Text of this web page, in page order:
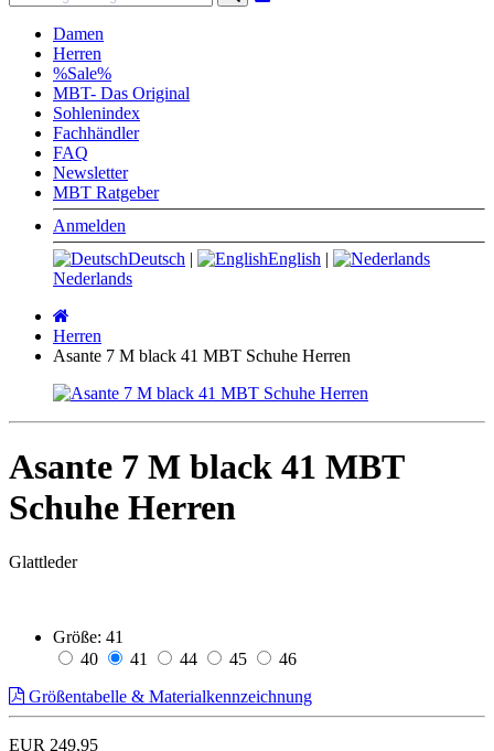
Suchen
Damen
Herren
%Sale%
MBT- Das Original
Sohlenindex
Fachhändler
FAQ
Newsletter
MBT Ratgeber
Anmelden
Deutsch | English |
Nederlands
Herren
Asante 7 M black 41 MBT Schuhe Herren
Asante 7 M black 41 MBT
Schuhe Herren
Glattleder
Größe: 41
40
41 44 45
46
Größentabelle & Materialkennzeichnung
EUR 249,95